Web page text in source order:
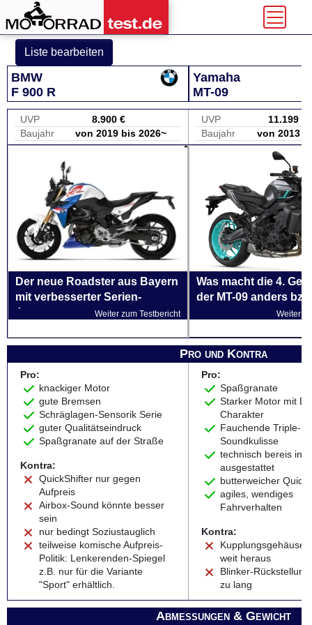
Liste bearbeiten
BMW
F 900 R
Yamaha
MT-09
UVP
8.900 €
Baujahr
von 2019 bis 2026~
UVP
11.199 €
Baujahr
von 2013
Der neue Roadster aus Bayern
mit verbesserter Serien-
Ausstattung
Weiter zum Testbericht
Was macht die 4.
der MT-09 anders
Weiter
Pro und Kontra
Pro:
knackiger Motor
gute Bremsen
Schräglagen-Sensorik Serie
guter Qualitätseindruck
Spaßgranate auf der Straße
Kontra:
QuickShifter nur gegen
Aufpreis
Airbox-Sound könnte besser
sein
nur bedingt Soziustauglich
teilweise komische Aufpreis-
Politik: Lenkerenden-Spiegel
z.B. nur für die Variante
"Sport" erhältlich.
Pro:
Spaßgranate
Starker Motor mit
Charakter
Fauchende Triple-
Soundkulisse
technisch bereis in
ausgestattet
butterweicher
agiles, wendiges
Fahrverhalten
Kontra:
Kupplungsgehäuse
weit heraus
Blinker-
zu lang
Abmessungen & Gewicht